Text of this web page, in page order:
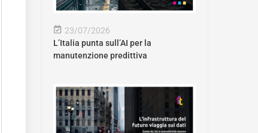
23/07/2026
L’Italia punta sull’AI per la
manutenzione predittiva